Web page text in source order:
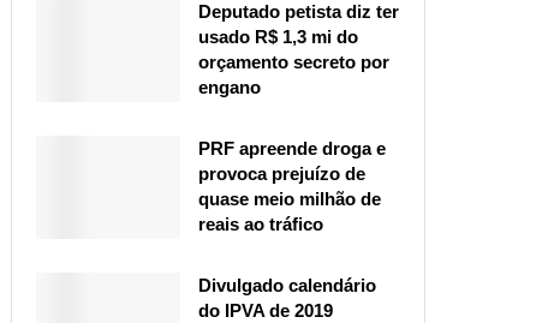
Deputado petista diz ter
usado R$ 1,3 mi do
orçamento secreto por
engano
PRF apreende droga e
provoca prejuízo de
quase meio milhão de
reais ao tráfico
Divulgado calendário
do IPVA de 2019